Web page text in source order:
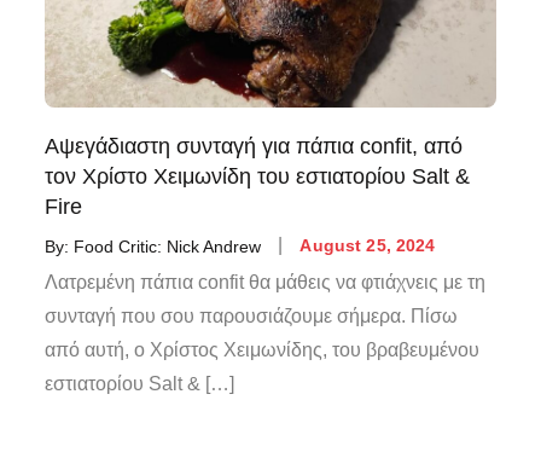
Αψεγάδιαστη συνταγή για πάπια confit, από
τον Χρίστο Χειμωνίδη του εστιατορίου Salt &
Fire
By: Food Critic: Nick Andrew August 25, 2024
Λατρεμένη πάπια confit θα μάθεις να φτιάχνεις με τη
συνταγή που σου παρουσιάζουμε σήμερα. Πίσω
από αυτή, ο Χρίστος Χειμωνίδης, του βραβευμένου
εστιατορίου Salt & […]